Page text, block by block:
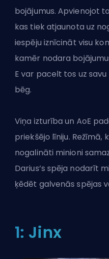
bojājumus. Apvienojot
kas tiek atjaunota uz
iespēju iznīcināt visu
kamēr nodara
E var pacelt tos uz
bēg.
Viņa izturība un AoE
priekšējo līniju. Režīmā,
nogalināti minioni
Darius’s spēja nodarīt
ķēdēt galvenās spējas
1: Jinx